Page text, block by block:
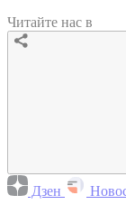
Читайте нас в
Дзен